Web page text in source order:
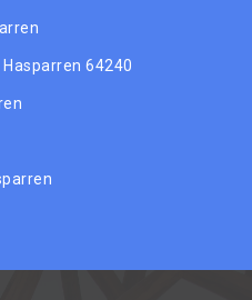
64240